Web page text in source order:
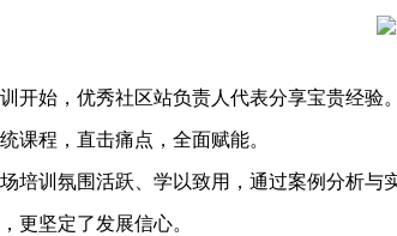
始，优秀社区站负责人代表分享宝贵经验
课程，直击痛点，全面赋能。
训氛围活跃、学以致用，通过案例分析与
更坚定了发展信心。